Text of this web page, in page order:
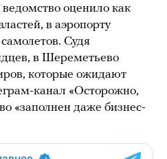
ведомство оценило как
в аэропорту
Судя
в Шереметьево
которые ожидают
канал «Осторожно,
«заполнен даже бизнес-